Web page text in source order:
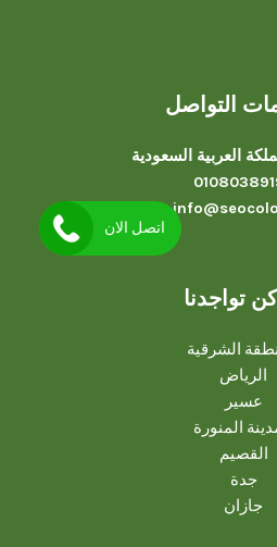
التواصل
العربية السعودية
تواجدنا
الشرقية
الرياض
عسير
المنورة
القصيم
جدة
جازان
اتصل الان